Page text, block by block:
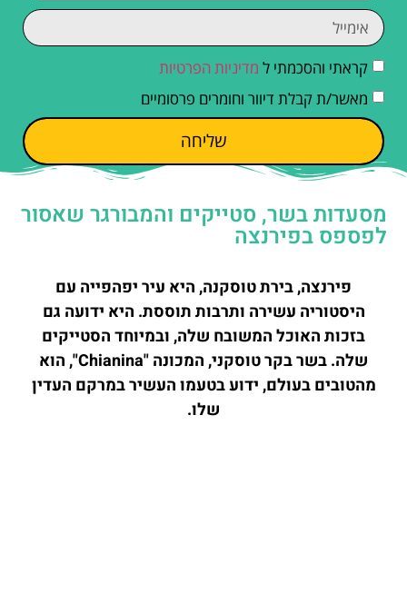
קראתי והסכמתי ל מדיניות הפרטיות
מאשר/ת קבלת דיוור וחומרים פרסומיים
שליחה
מסעדות בשר, סטייקים והמבורגר שאסור
לפספס בפירנצה
פירנצה, בירת טוסקנה, היא עיר יפהפייה עם
היסטוריה עשירה ותרבות תוססת. היא ידועה גם
בזכות האוכל המשובח שלה, ובמיוחד הסטייקים
שלה. בשר בקר טוסקני, המכונה "Chianina", הוא
מהטובים בעולם, ידוע בטעמו העשיר במרקם העדין
שלו.